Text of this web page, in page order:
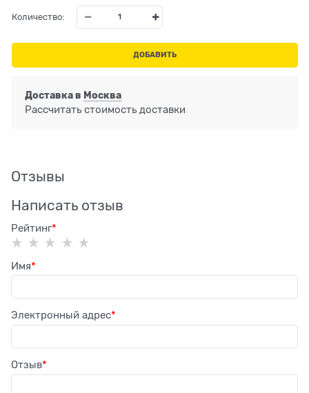
Количество:
ДОБАВИТЬ
Доставка в Москва
Рассчитать стоимость доставки
Отзывы
Написать отзыв
Рейтинг
Имя
Электронный адрес
Отзыв